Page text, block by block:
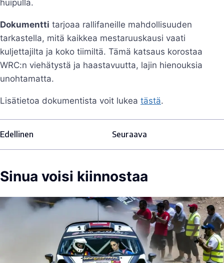
huipulla.
Dokumentti tarjoaa rallifaneille mahdollisuuden
tarkastella, mitä kaikkea mestaruuskausi vaati
kuljettajilta ja koko tiimiltä. Tämä katsaus korostaa
WRC:n viehätystä ja haastavuutta, lajin hienouksia
unohtamatta.
Lisätietoa dokumentista voit lukea tästä.
Edellinen Seuraava
Sinua voisi kiinnostaa